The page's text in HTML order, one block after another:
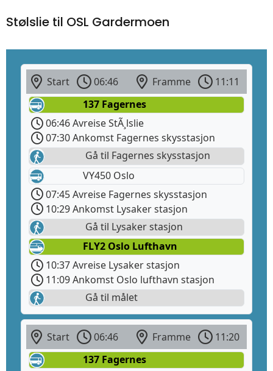
Stølslie til OSL Gardermoen
Start 06:46 Framme
11:11
137 Fagernes
06:46 Avreise StÃ¸lslie
07:30 Ankomst Fagernes skysstasjon
Gå til Fagernes skysstasjon
VY450 Oslo
07:45 Avreise Fagernes skysstasjon
10:29 Ankomst Lysaker stasjon
Gå til Lysaker stasjon
FLY2 Oslo Lufthavn
10:37 Avreise Lysaker stasjon
11:09 Ankomst Oslo lufthavn stasjon
Gå til målet
Start 06:46 Framme
11:20
137 Fagernes